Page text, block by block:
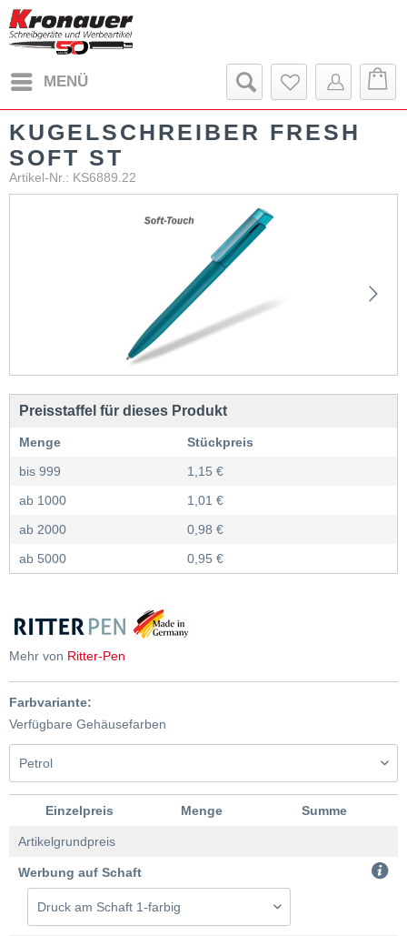
MENÜ
KUGELSCHREIBER FRESH
SOFT ST
Artikel-Nr.: KS6889.22
Preisstaffel für dieses Produkt
Menge
Stückpreis
bis 999
1,15 €
ab 1000
1,01 €
ab 2000
0,98 €
ab 5000 0,95 €
Mehr von Ritter-Pen
Farbvariante:
Verfügbare Gehäusefarben
Einzelpreis Menge Summe
Artikelgrundpreis
Werbung auf Schaft